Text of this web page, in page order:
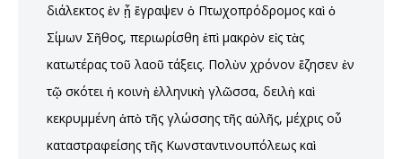
διάλεκτος ἐν ᾗ ἔγραψεν ὁ Πτωχοπρόδρομος καὶ ὁ
Σίμων Σῆθος, περιωρίσθη ἐπὶ μακρὸν εἰς τὰς
κατωτέρας τοῦ λαοῦ τάξεις. Πολὺν χρόνον ἔζησεν ἐν
τῷ σκότει ἡ κοινὴ ἑλληνικὴ γλῶσσα, δειλὴ καὶ
κεκρυμμένη ἀπὸ τῆς γλώσσης τῆς αὐλῆς, μέχρις οὗ
καταστραφείσης τῆς Κωνσταντινουπόλεως καὶ